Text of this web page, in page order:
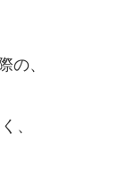
の、
、